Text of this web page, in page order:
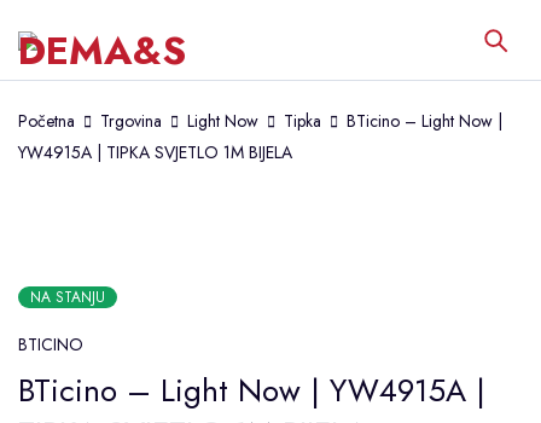
Početna Trgovina Light Now Tipka
BTicino – Light Now |
YW4915A | TIPKA SVJETLO 1M BIJELA
NA STANJU
BTICINO
BTicino – Light Now | YW4915A |